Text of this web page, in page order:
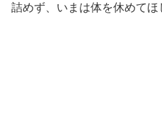
詰めず、いまは体を休めてほ